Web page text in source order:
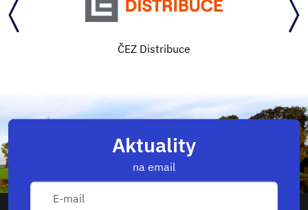
ČEZ Distribuce
Aktuality
na email